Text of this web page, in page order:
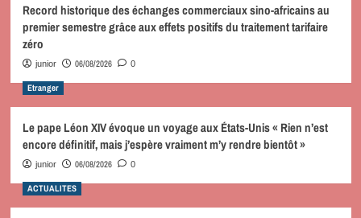
Record historique des échanges commerciaux sino-africains au
premier semestre grâce aux effets positifs du traitement tarifaire
zéro
junior 06/08/2026 0
Etranger
Le pape Léon XIV évoque un voyage aux États-Unis « Rien n’est
encore définitif, mais j’espère vraiment m’y rendre bientôt »
junior 06/08/2026 0
ACTUALITES